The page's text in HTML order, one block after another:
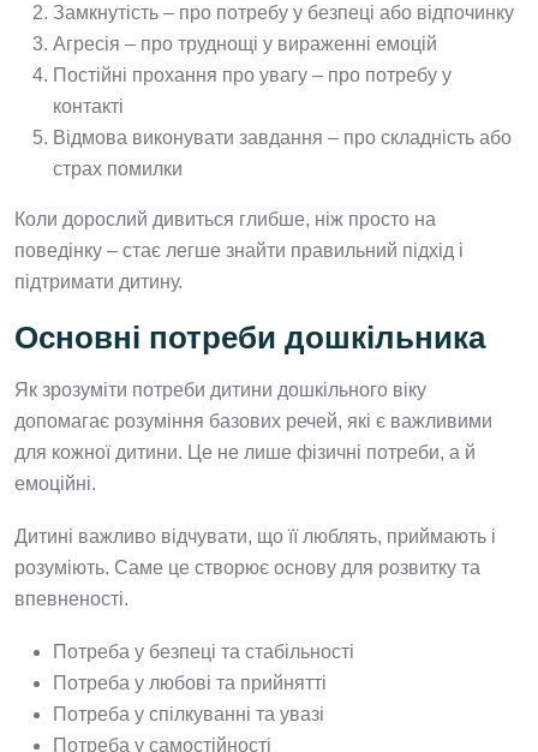
Замкнутість – про потребу у безпеці або відпочинку
Агресія – про труднощі у вираженні емоцій
Постійні прохання про увагу – про потребу у
контакті
Відмова виконувати завдання – про складність або
страх помилки
Коли дорослий дивиться глибше, ніж просто на
поведінку – стає легше знайти правильний підхід і
підтримати дитину.
Основні потреби дошкільника
Як зрозуміти потреби дитини дошкільного віку
допомагає розуміння базових речей, які є важливими
для кожної дитини. Це не лише фізичні потреби, а й
емоційні.
Дитині важливо відчувати, що її люблять, приймають і
розуміють. Саме це створює основу для розвитку та
впевненості.
Потреба у безпеці та стабільності
Потреба у любові та прийнятті
Потреба у спілкуванні та увазі
Потреба у самостійності